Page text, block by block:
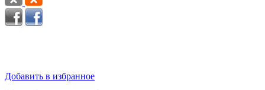
Добавить в избранное